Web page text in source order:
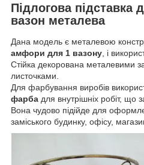
Підлогова підставка
вазон металева
Дана модель є металевою
амфори для 1 вазону, і
Стійка декорована металевими
листочками.
Для фарбування виробів
фарба для внутрішніх робіт, що
Вона чудово підійде для
заміського будинку, офісу,